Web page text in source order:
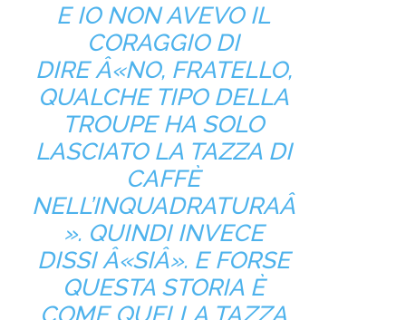
E IO NON AVEVO IL
CORAGGIO DI
DIRE Â«NO, FRATELLO,
QUALCHE TIPO DELLA
TROUPE HA SOLO
LASCIATO LA TAZZA DI
CAFFÈ
NELL’INQUADRATURAÂ
». QUINDI INVECE
DISSI Â«SIÂ». E FORSE
QUESTA STORIA È
COME QUELLA TAZZA